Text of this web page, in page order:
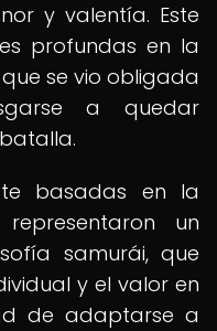
y valentía. Este
profundas en la
se vio obligada
a quedar
basadas en la
un
samurái, que
y el valor en
de adaptarse a